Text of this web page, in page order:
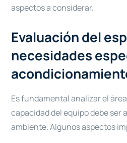
aspectos a considerar.
Evaluación del
necesidades
Es fundamental analizar el
capacidad del equipo debe ser
ambiente. Algunos aspectos